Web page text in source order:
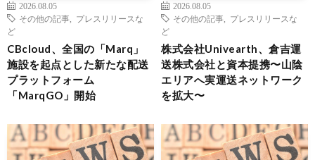
2026.08.05
その他の記事
プレスリリースな
ど
CBcloud、全国の「Marq」
施設を起点とした新たな配送
プラットフォーム
「MarqGO」開始
2026.08.05
その他の記事
プレスリリースな
ど
株式会社Univearth、倉吉運
送株式会社と資本提携〜山陰
エリアへ実運送ネットワーク
を拡大〜